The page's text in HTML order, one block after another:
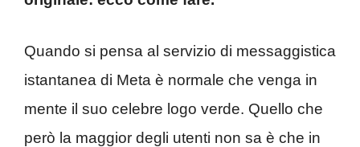
Quando si pensa al servizio di messaggistica
istantanea di Meta è normale che venga in
mente il suo celebre logo verde. Quello che
però la maggior degli utenti non sa è che in